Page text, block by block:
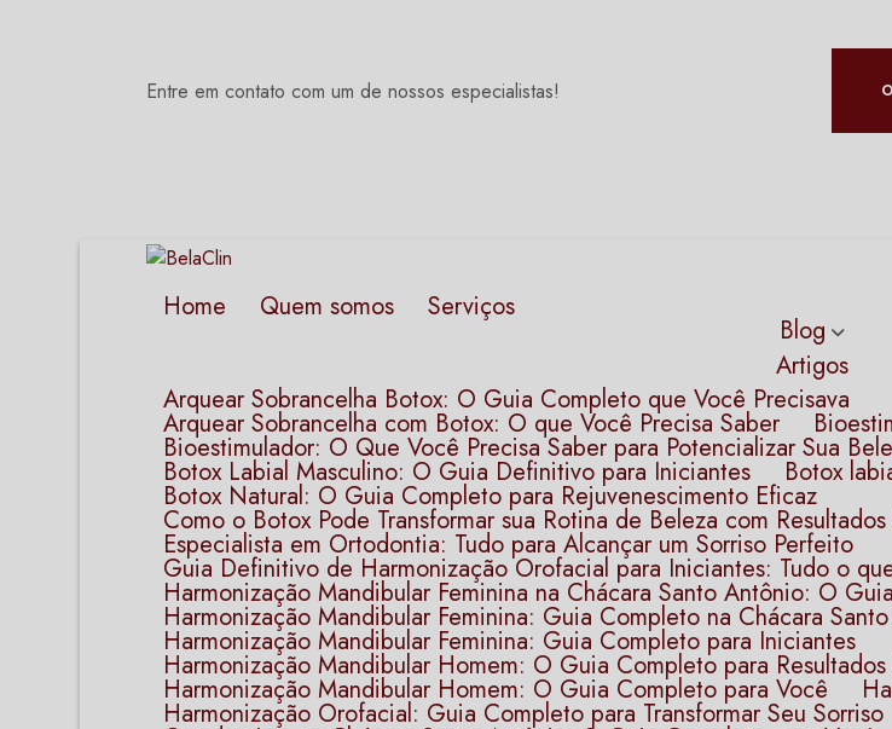
Entre em contato com um de nossos especialistas!
Home Quem somos Serviços
Blog
Artigos
Arquear Sobrancelha Botox: O Guia Completo que Você Precisava
Arquear Sobrancelha com Botox: O que Você Precisa Saber
Bioestimulador: O Que Você Precisa Saber para Potencializar Sua
Botox Labial Masculino: O Guia Definitivo para Iniciantes Botox
Botox Natural: O Guia Completo para Rejuvenescimento Eficaz
Como o Botox Pode Transformar sua Rotina de Beleza com
Especialista em Ortodontia: Tudo para Alcançar um Sorriso Perfeito
Guia Definitivo de Harmonização Orofacial para Iniciantes: Tudo o
Harmonização Mandibular Feminina na Chácara Santo Antônio: O
Harmonização Mandibular Feminina: Guia Completo na Chácara
Harmonização Mandibular Feminina: Guia Completo para Iniciantes
Harmonização Mandibular Homem: O Guia Completo para
Harmonização Mandibular Homem: O Guia Completo para Você
Harmonização Orofacial: Guia Completo para Transformar Seu Sorriso